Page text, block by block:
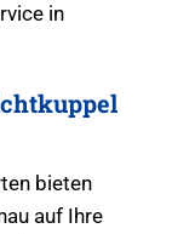
in
bieten
auf Ihre